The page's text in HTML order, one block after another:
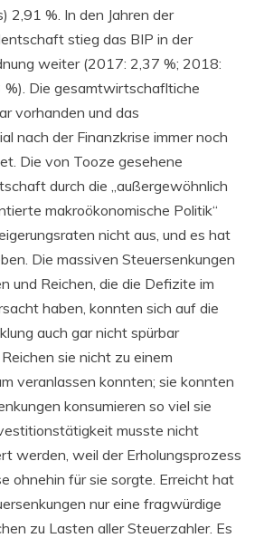
2,91 %. In den Jahren der
stieg das BIP in der
weiter (2017: 2,37 %; 2018:
Die gesamtwirtschafltiche
vorhanden und das
nach der Finanzkrise immer noch
Die von Tooze gesehene
durch die „außergewöhnlich
makroökonomische Politik“
nicht aus, und es hat
Die massiven Steuersenkungen
und Reichen, die die Defizite im
haben, konnten sich auf die
auch gar nicht spürbar
sie nicht zu einem
veranlassen konnten; sie konnten
konsumieren so viel sie
musste nicht
werden, weil der Erholungsprozess
ohnehin für sie sorgte. Erreicht hat
nur eine fragwürdige
zu Lasten aller Steuerzahler. Es